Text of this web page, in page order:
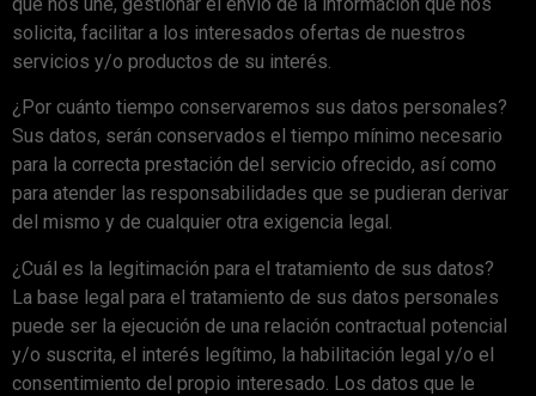
solicita, facilitar a los interesados ofertas de nuestros
servicios y/o productos de su interés.
¿Por cuánto tiempo conservaremos sus datos personales?
Sus datos, serán conservados el tiempo mínimo necesario
para la correcta prestación del servicio ofrecido, así como
para atender las responsabilidades que se pudieran derivar
del mismo y de cualquier otra exigencia legal.
¿Cuál es la legitimación para el tratamiento de sus datos?
La base legal para el tratamiento de sus datos personales
puede ser la ejecución de una relación contractual potencial
y/o suscrita, el interés legítimo, la habilitación legal y/o el
consentimiento del propio interesado. Los datos que le